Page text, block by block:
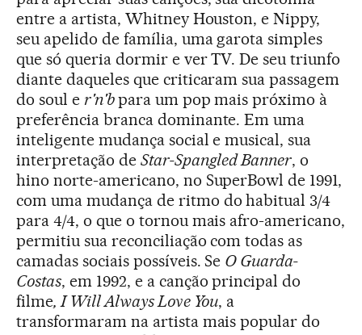
entre a artista, Whitney Houston, e Nippy,
seu apelido de família, uma garota simples
que só queria dormir e ver TV. De seu triunfo
diante daqueles que criticaram sua passagem
do soul e r'n'bpara um pop mais próximo à
preferência branca dominante. Em uma
inteligente mudança social e musical, sua
interpretação de Star-Spangled Banner, o
hino norte-americano, no SuperBowl de 1991,
com uma mudança de ritmo do habitual 3/4
para 4/4, o que o tornou mais afro-americano,
permitiu sua reconciliação com todas as
camadas sociais possíveis. Se O Guarda-
Costas, em 1992, e a canção principal do
filme, I Will Always Love You, a
transformaram na artista mais popular do